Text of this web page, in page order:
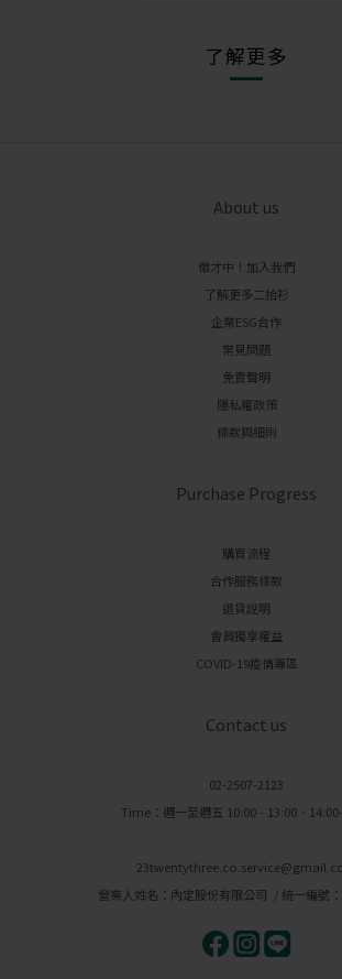
了解更多
About us
徵才中！加入我們
了解更多二拾衫
企業ESG合作
常見問題
免責聲明
隱私權政策
條款與細則
Purchase Progress
購買流程
合作服務條款
退貨說明
會員獨享權益
COVID-19疫情專區
Contact us
02-2507-2123
Time：週一至週五 10:00 - 13:00、
營業人姓名：內定股份有限公司 / 統一編號